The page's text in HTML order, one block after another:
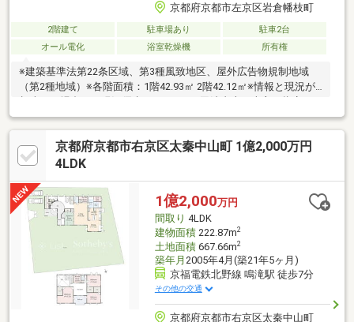
京都府京都市左京区岩倉幡枝町
2階建て 駐車場あり
駐車2台
オール電化
浴室乾燥機 所有権
※建築基準法第22条区域、第3種風致地区、屋外広告物規制地域
（第2種地域）※各階面積：1階42.93㎡ 2階42.12㎡※情報と現況が
なります。※通学の区域に関しては自治体や教育委員会等にご確
認ください。
京都府京都市右京区太秦中山町 1億2,000万円
4LDK
1億2,000万円
間取り 4LDK
建物面積222.87m2
土地面積667.66m2
築年月 2005年4月(築21年5ヶ月)
京福電鉄北野線 鳴滝駅 徒歩7分
その他の交通
京都府京都市右京区太秦中山町